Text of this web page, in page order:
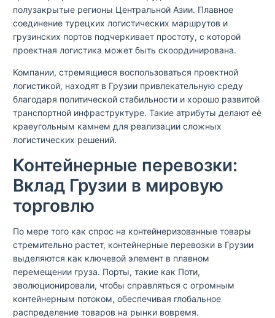
полузакрытые регионы Центральной Азии. Плавное
соединение турецких логистических маршрутов и
грузинских портов подчеркивает простоту, с которой
проектная логистика может быть скоординирована.
Компании, стремящиеся воспользоваться проектной
логистикой, находят в Грузии привлекательную среду
благодаря политической стабильности и хорошо развитой
транспортной инфраструктуре. Такие атрибуты делают её
краеугольным камнем для реализации сложных
логистических решений.
Контейнерные перевозки:
Вклад Грузии в мировую
торговлю
По мере того как спрос на контейнеризованные товары
стремительно растет, контейнерные перевозки в Грузии
выделяются как ключевой элемент в плавном
перемещении груза. Порты, такие как Поти,
эволюционировали, чтобы справляться с огромным
контейнерным потоком, обеспечивая глобальное
распределение товаров на рынки вовремя.